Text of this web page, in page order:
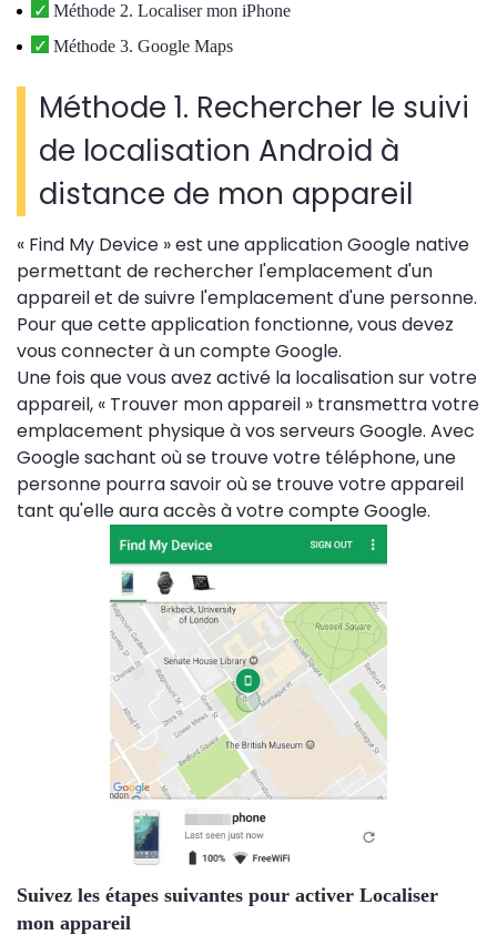
Méthode 2. Localiser mon iPhone
Méthode 3. Google Maps
Méthode 1. Rechercher le suivi
de localisation Android à
distance de mon appareil
« Find My Device » est une application Google native
permettant de rechercher l'emplacement d'un
appareil et de suivre l'emplacement d'une personne.
Pour que cette application fonctionne, vous devez
vous connecter à un compte Google.
Une fois que vous avez activé la localisation sur votre
appareil, « Trouver mon appareil » transmettra votre
emplacement physique à vos serveurs Google. Avec
Google sachant où se trouve votre téléphone, une
personne pourra savoir où se trouve votre appareil
tant qu'elle aura accès à votre compte Google.
Suivez les étapes suivantes pour activer Localiser
mon appareil